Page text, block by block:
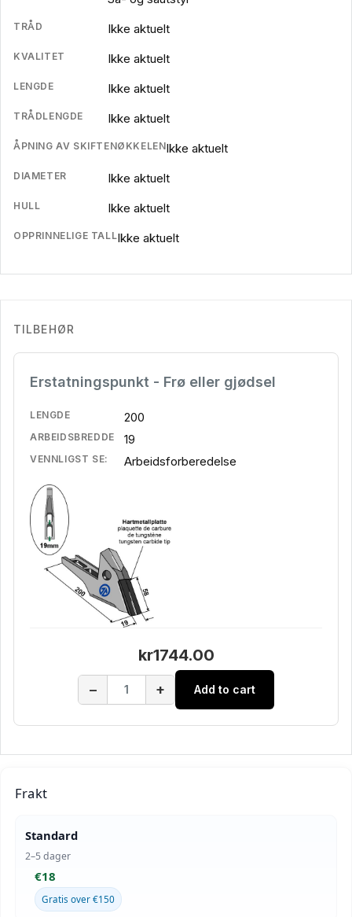
TRÅD Ikke aktuelt
KVALITET Ikke aktuelt
LENGDE Ikke aktuelt
TRÅDLENGDE Ikke aktuelt
ÅPNING AV SKIFTENØKKELENIkke aktuelt
DIAMETER Ikke aktuelt
HULL Ikke aktuelt
OPPRINNELIGE TALLIkke aktuelt
TILBEHØR
Erstatningspunkt - Frø eller gjødsel
LENGDE 200
ARBEIDSBREDDE 19
VENNLIGST SE: Arbeidsforberedelse
kr1744.00
− + Add to cart
Frakt
Standard
2–5 dager
€18
Gratis over €150